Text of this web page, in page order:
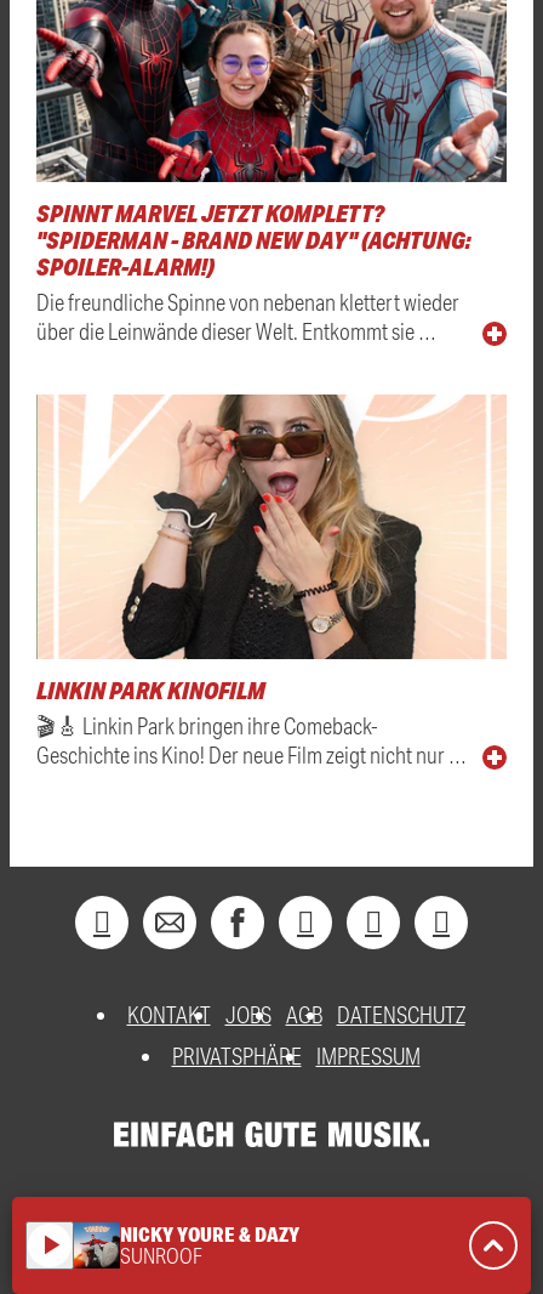
SPINNT MARVEL JETZT KOMPLETT?
"SPIDERMAN - BRAND NEW DAY" (ACHTUNG:
SPOILER-ALARM!)
Die freundliche Spinne von nebenan klettert wieder
über die Leinwände dieser Welt. Entkommt sie …
LINKIN PARK KINOFILM
🎬🎸 Linkin Park bringen ihre Comeback-
Geschichte ins Kino! Der neue Film zeigt nicht nur …
KONTAKT JOBS AGB DATENSCHUTZ
PRIVATSPHÄRE
IMPRESSUM
play_arrow NICKY YOURE & DAZY
SUNROOF